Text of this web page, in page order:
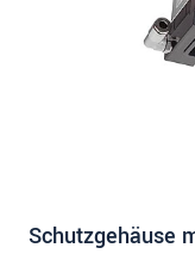
Schutzgehäuse